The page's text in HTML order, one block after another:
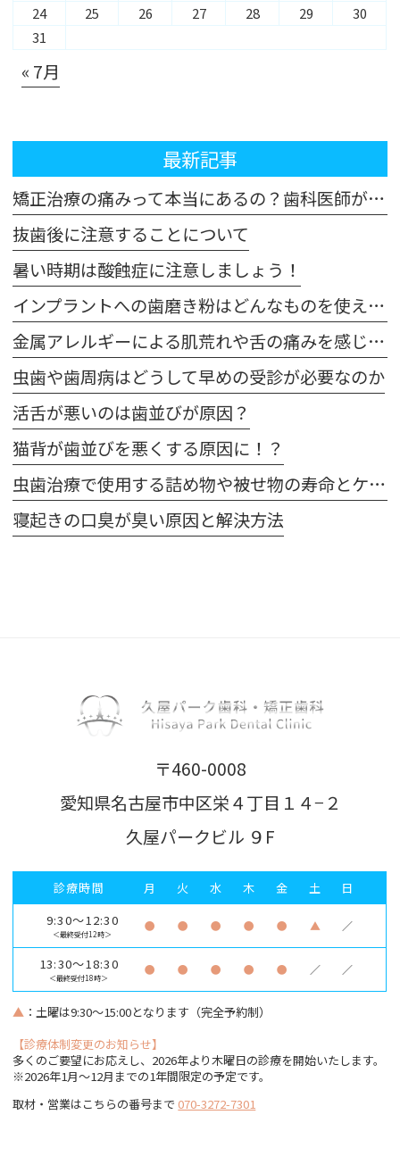
24 25 26 27 28 29
30
31
« 7月
最新記事
矯正治療の痛みって本当にあるの？歯科医師が解説！体験談も交えてご紹介します
抜歯後に注意することについて
暑い時期は酸蝕症に注意しましょう！
インプラントへの歯磨き粉はどんなものを使えばいいの？
金属アレルギーによる肌荒れや舌の痛みを感じた場合は注意が必要です
虫歯や歯周病はどうして早めの受診が必要なのか
活舌が悪いのは歯並びが原因？
猫背が歯並びを悪くする原因に！？
虫歯治療で使用する詰め物や被せ物の寿命とケア方法
寝起きの口臭が臭い原因と解決方法
〒460-0008
愛知県名古屋市中区栄４丁目１４−２
久屋パークビル ９F
診療時間 月 火 水 木 金 土
日
9:30～12:30
＜最終受付12時＞
● ● ● ● ● ▲ ／
13:30～18:30
＜最終受付18時＞
● ● ● ● ● ／ ／
▲ ：土曜は9:30～15:00となります（完全予約制）
【診療体制変更のお知らせ】
多くのご要望にお応えし、2026年より木曜日の診療を開始いたします。
※2026年1月〜12月までの1年間限定の予定です。
取材・営業はこちらの番号まで 070-3272-7301